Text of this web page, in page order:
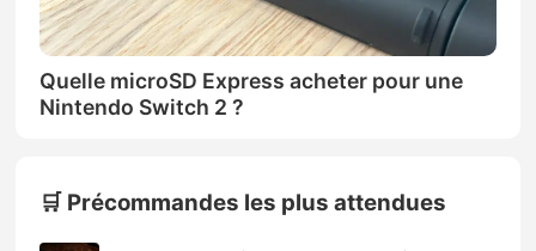
Quelle microSD Express acheter pour une
Nintendo Switch 2 ?
🛒 Précommandes les plus attendues